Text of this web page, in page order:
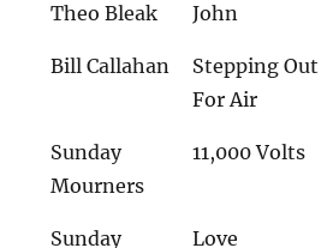
Theo Bleak John
Bill Callahan
Stepping Out
For Air
Sunday
Mourners
11,000 Volts
Sunday
Love